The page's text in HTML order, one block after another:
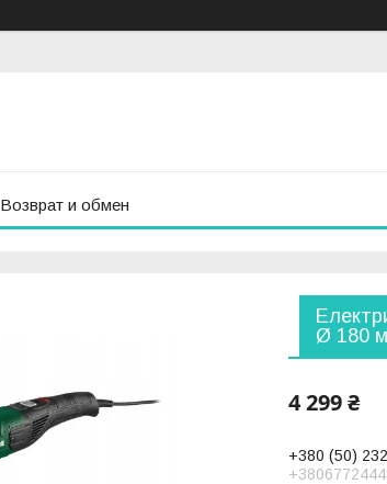
Возврат и обмен
Ø 180
4 299 ₴
+380 (50)